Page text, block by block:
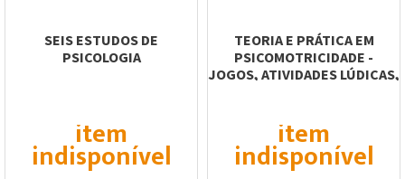
SEIS ESTUDOS DE
PSICOLOGIA
item
indisponível
TEORIA E PRÁTICA EM
PSICOMOTRICIDADE -
JOGOS, ATIVIDADES LÚDICAS,
item
indisponível